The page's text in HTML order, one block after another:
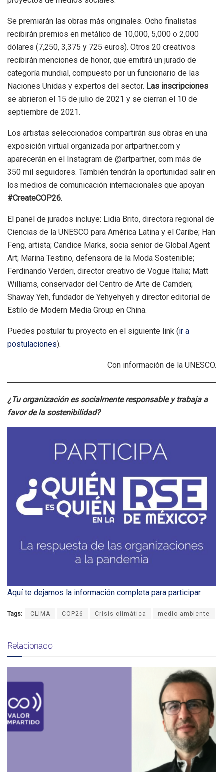
Se premiarán las obras más originales. Ocho finalistas
recibirán premios en metálico de 10,000, 5,000 o 2,000
dólares (7,250, 3,375 y 725 euros). Otros 20 creativos
recibirán menciones de honor, que emitirá un jurado de
categoría mundial, compuesto por un funcionario de las
Naciones Unidas y expertos del sector. Las inscripciones
se abrieron el 15 de julio de 2021 y se cierran el 10 de
septiembre de 2021.
Los artistas seleccionados compartirán sus obras en una
exposición virtual organizada por artpartner.com y
aparecerán en el Instagram de @artpartner, com más de
350 mil seguidores. También tendrán la oportunidad salir en
los medios de comunicación internacionales que apoyan
#CreateCOP26.
El panel de jurados incluye: Lidia Brito, directora regional de
Ciencias de la UNESCO para América Latina y el Caribe; Han
Feng, artista; Candice Marks, socia senior de Global Agent
Art; Marina Testino, defensora de la Moda Sostenible;
Ferdinando Verderi, director creativo de Vogue Italia; Matt
Williams, conservador del Centro de Arte de Camden;
Shaway Yeh, fundador de Yehyehyeh y director editorial de
Estilo de Modern Media Group en China.
Puedes postular tu proyecto en el siguiente link (ir a
postulaciones).
Con información de la UNESCO.
¿Tu organización es socialmente responsable y trabaja a
favor de la sostenibilidad?
Aquí te dejamos la información completa para participar.
Tags: CLIMA COP26 Crisis climática medio ambiente
Relacionado